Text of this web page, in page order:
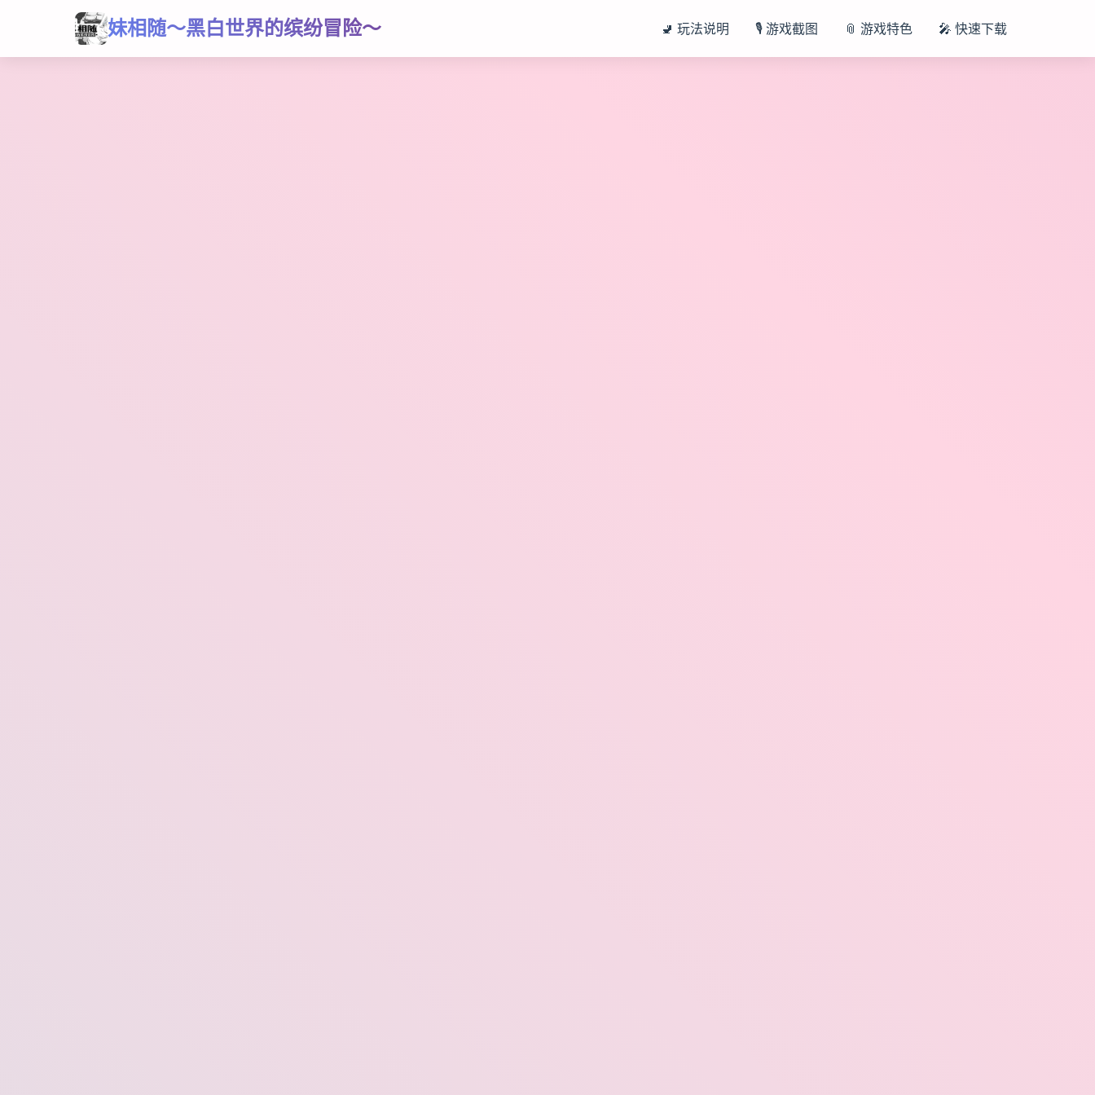
妹相随～黑白世界的缤纷冒险～ 🚽 玩法说明 🎙️ 游戏截图 📎 游戏特色 🎤 快速下载